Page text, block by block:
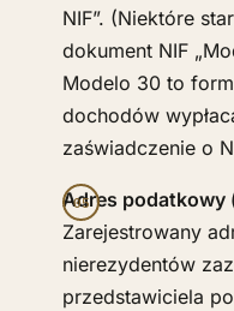
NIF”. (Niektóre
dokument NIF
Modelo 30 to
dochodów
zaświadczenie o
Adres podatkowy
Zarejestrowany
nierezydentów
przedstawiciela